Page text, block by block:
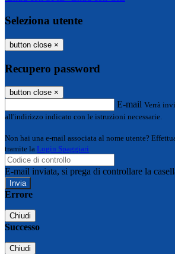
Seleziona utente
button close ×
Recupero password
button close ×
E-mail Verrà
all'indirizzo indicato con le istruzioni necessarie.
Non hai una e-mail associata al nome utente?
tramite la Login Spaggiari
E-mail inviata, si prega di controllare la
Errore
Chiudi
Successo
Chiudi